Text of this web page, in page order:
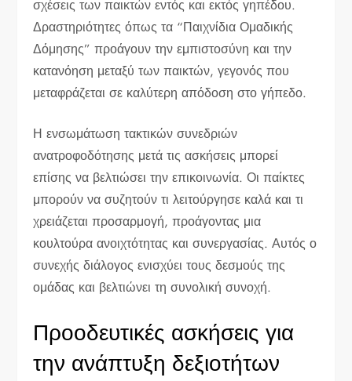
σχέσεις των παικτών εντός και εκτός γηπέδου.
Δραστηριότητες όπως τα “Παιχνίδια Ομαδικής
Δόμησης” προάγουν την εμπιστοσύνη και την
κατανόηση μεταξύ των παικτών, γεγονός που
μεταφράζεται σε καλύτερη απόδοση στο γήπεδο.
Η ενσωμάτωση τακτικών συνεδριών
ανατροφοδότησης μετά τις ασκήσεις μπορεί
επίσης να βελτιώσει την επικοινωνία. Οι παίκτες
μπορούν να συζητούν τι λειτούργησε καλά και τι
χρειάζεται προσαρμογή, προάγοντας μια
κουλτούρα ανοιχτότητας και συνεργασίας. Αυτός ο
συνεχής διάλογος ενισχύει τους δεσμούς της
ομάδας και βελτιώνει τη συνολική συνοχή.
Προοδευτικές ασκήσεις για
την ανάπτυξη δεξιοτήτων